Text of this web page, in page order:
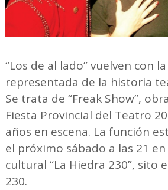
“Los de al lado” vuelven con
representada de la historia
Se trata de “Freak Show”,
Fiesta Provincial del Teatro
años en escena. La función
el próximo sábado a las 21
cultural “La Hiedra 230”, sito
230.